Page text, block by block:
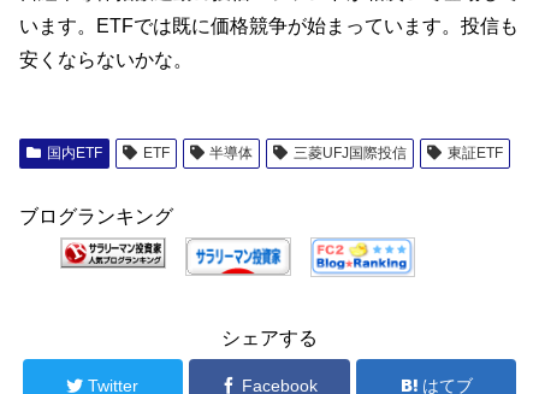
います。ETFでは既に価格競争が始まっています。投信も
安くならないかな。
国内ETF ETF 半導体 三菱UFJ国際投信 東証ETF
ブログランキング
シェアする
Twitter Facebook はてブ